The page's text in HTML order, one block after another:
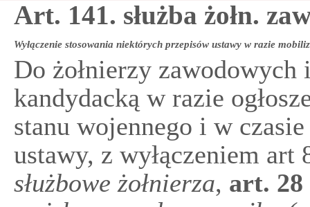
Art. 141. służba żołn.
Wyłączenie stosowania niektórych przepisów ustawy w razie
Do żołnierzy zawodowych
kandydacką w razie
stanu wojennego i w
ustawy, z wyłączeniem art
służbowe żołnierza, art. 28